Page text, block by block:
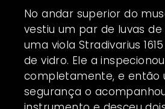
No andar superior do
vestiu um par de luvas
uma viola Stradivarius
de vidro. Ele a inspecionou
completamente, e então
segurança o